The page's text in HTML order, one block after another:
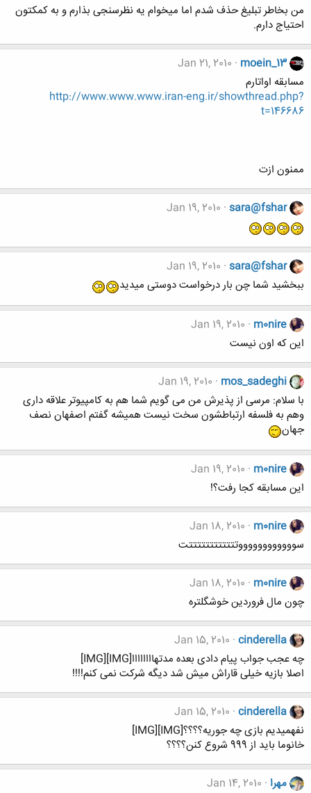
من بخاطر تبلیغ حذف شدم اما میخوام یه نظرسنجی بذارم و به کمکتون
احتیاج دارم.
moein_13
Jan 21, 2010
مسابقه اواتارم
http://www.www.www.iran-eng.ir/showthread.php?
t=146686
ممنون ازت
sara@fshar
Jan 19, 2010
sara@fshar
Jan 19, 2010
ببخشید شما چن بار درخواست دوستی میدید
m0nire
Jan 19, 2010
این که اون نیست
mos_sadeghi
Jan 19, 2010
با سلام: مرسی از پذیرش من می گویم شما هم به کامپیوتر علاقه داری
وهم به فلسفه ارتباطشون سخت نیست همیشه گفتم اصفهان نصف
جهان
m0nire
Jan 19, 2010
این مسابقه کجا رفت؟!
m0nire
Jan 18, 2010
سووووووووووووتتتتتتتتتتتتت
m0nire
Jan 18, 2010
چون مال فروردین خوشگلتره
cinderella
Jan 15, 2010
چه عجب جواب پیام دادی بعده مدتهاااااااا[IMG][IMG]
اصلا بازیه خیلی قاراش میش شد دیگه شرکت نمی کنم!!!!
cinderella
Jan 15, 2010
نفهمیدیم بازی چه جوریه؟؟؟؟[IMG][IMG]
خانوما باید از 999 شروع کنن؟؟؟؟
مهرا Jan 14, 2010